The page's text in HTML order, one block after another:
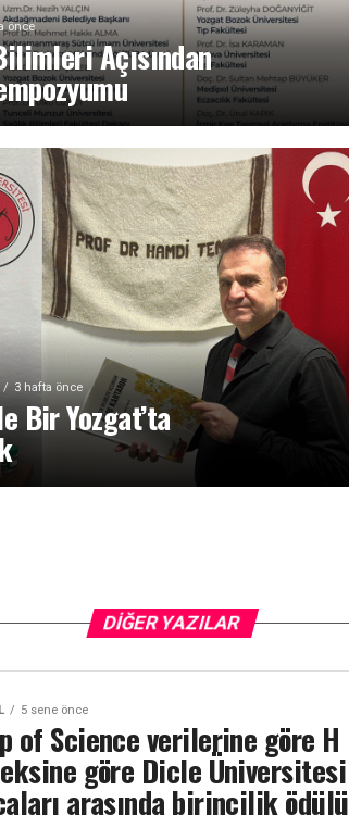
önce
Açısından
3 hafta önce
Bir Yozgat’ta
DIĞER YAZILAR
5 sene önce
of Science verilerine göre H
göre Dicle Üniversitesi
arasında birincilik ödülü